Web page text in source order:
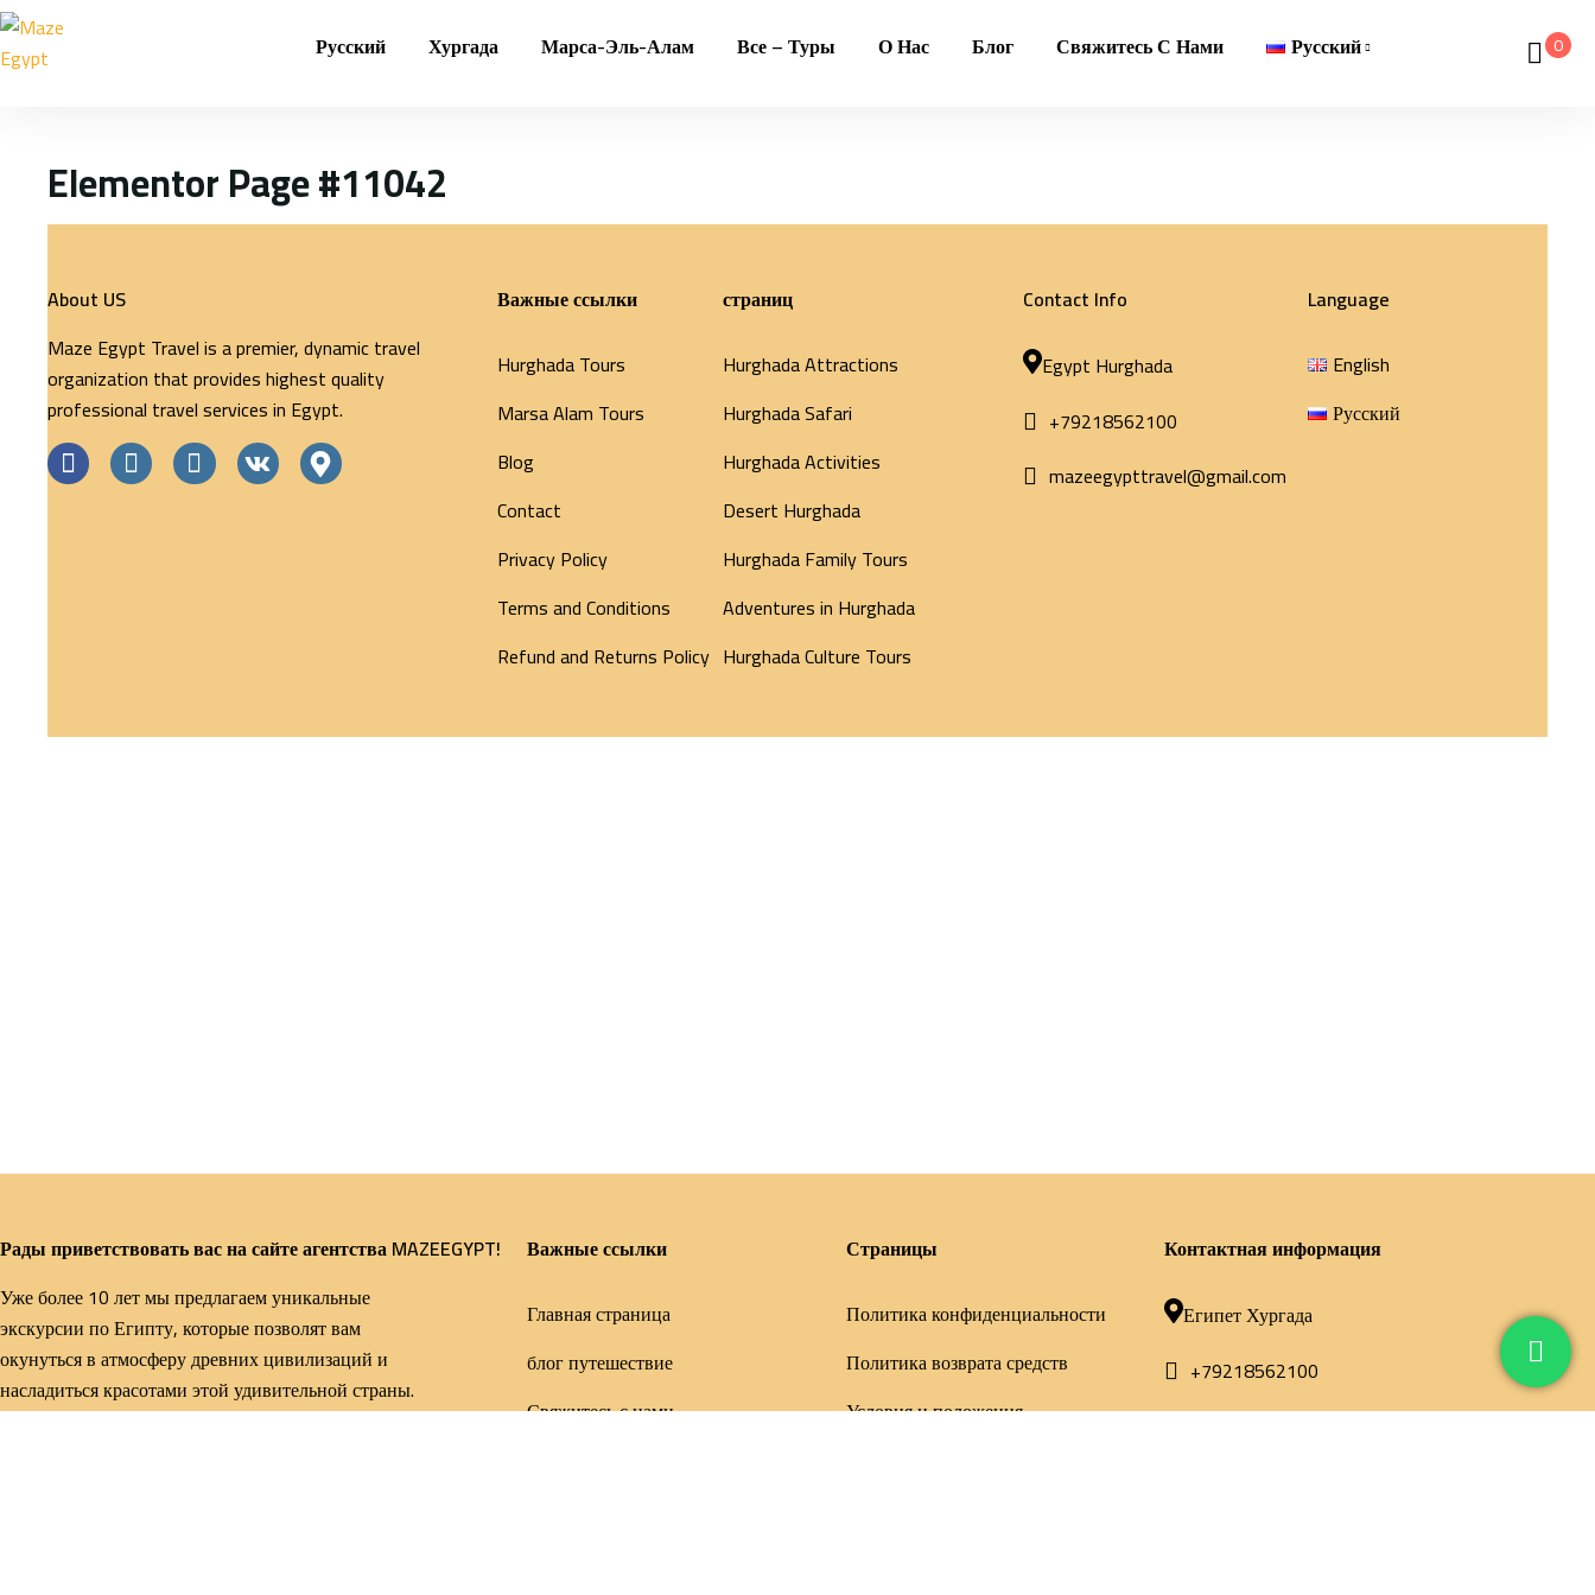
Русский Хургада Марса-Эль-Алам Все – Туры О Нас Блог Свяжитесь С Нами Русский 0
Elementor Page #11042
About US
Maze Egypt Travel is a premier, dynamic travel
organization that provides highest quality
professional travel services in Egypt.
Важные ссылки
Hurghada Tours
Marsa Alam Tours
Blog
Contact
Privacy Policy
Terms and Conditions
Refund and Returns Policy
страниц
Hurghada Attractions
Hurghada Safari
Hurghada Activities
Desert Hurghada
Hurghada Family Tours
Adventures in Hurghada
Hurghada Culture Tours
Contact Info
Egypt Hurghada
+79218562100
mazeegypttravel@gmail.com
Language
English
Русский
Рады приветствовать вас на сайте агентства MAZEEGYPT!
Уже более 10 лет мы предлагаем уникальные
экскурсии по Египту, которые позволят вам
окунуться в атмосферу древних цивилизаций и
насладиться красотами этой удивительной страны.
Важные ссылки
Главная страница
блог путешествие
Свяжитесь с нами
Страницы
Политика конфиденциальности
Политика возврата средств
Условия и положения
Контактная информация
Египет Хургада
+79218562100